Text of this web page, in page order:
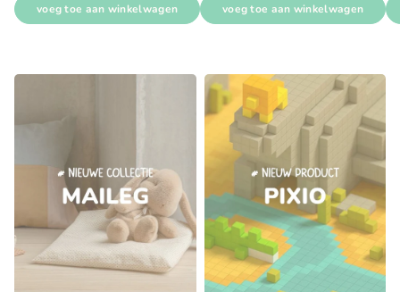
voeg toe aan winkelwagen voeg toe aan winkelwagen